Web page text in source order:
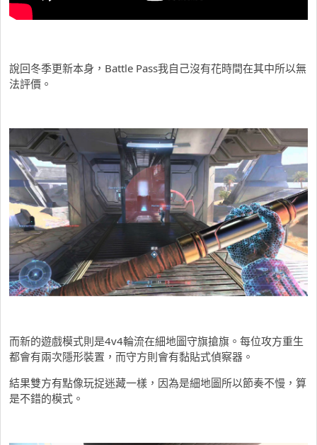
說回冬季更新本身，Battle Pass我自己沒有花時間在其中所以無
法評價。
而新的遊戲模式則是4v4輪流在細地圖守旗搶旗。每位攻方重生
都會有兩次隱形裝置，而守方則會有黏貼式偵察器。
結果雙方有點像玩捉迷藏一樣，因為是細地圖所以節奏不慢，算
是不錯的模式。